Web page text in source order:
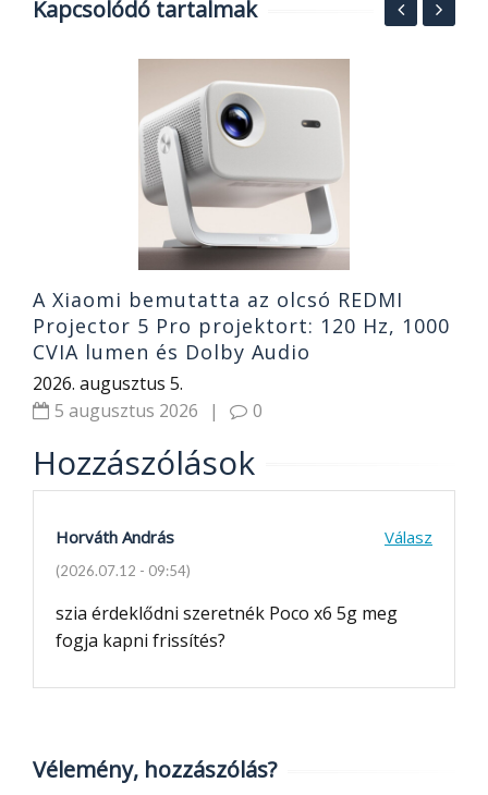
Kapcsolódó tartalmak
A Xiaomi bemutatta az olcsó REDMI
Projector 5 Pro projektort: 120 Hz, 1000
CVIA lumen és Dolby Audio
2026. augusztus 5.
5 augusztus 2026
| 0
Hozzászólások
Horváth András Válasz
(2026.07.12 - 09:54)
szia érdeklődni szeretnék Poco x6 5g meg
fogja kapni frissítés?
Vélemény, hozzászólás?